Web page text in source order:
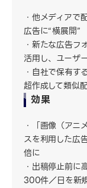
他メディアで
広告に“横展開”
新たな広告フ
活用し、ユーザ
自社で保有す
超作成して類似
効果
「画像（ア
スを利用した広
倍に
出稿停止前に
300件／日を新